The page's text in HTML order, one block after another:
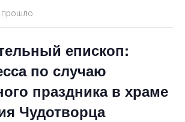
епископ:
по случаю
праздника в храме
Чудотворца